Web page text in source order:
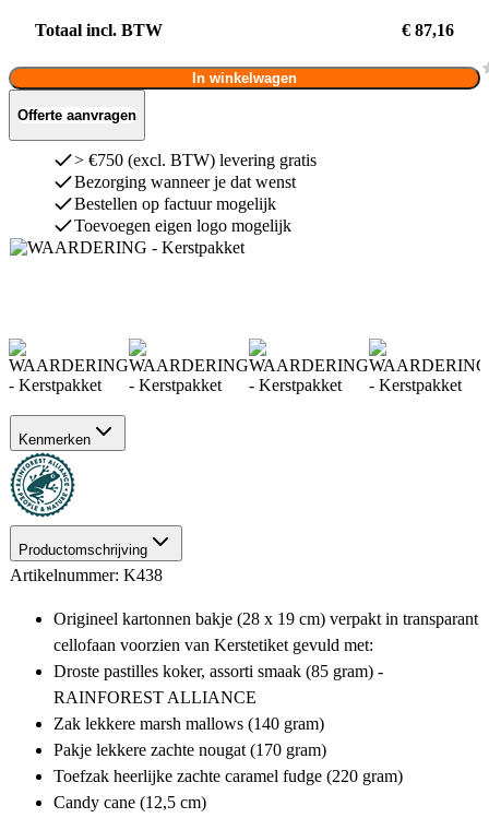
Totaal incl. BTW € 87,16
In winkelwagen
Offerte aanvragen
> €750 (excl. BTW) levering gratis
Bezorging wanneer je dat wenst
Bestellen op factuur mogelijk
Toevoegen eigen logo mogelijk
Kenmerken
Productomschrijving
Artikelnummer: K438
Origineel kartonnen bakje (28 x 19 cm) verpakt in transparant
cellofaan voorzien van Kerstetiket gevuld met:
Droste pastilles koker, assorti smaak (85 gram) -
RAINFOREST ALLIANCE
Zak lekkere marsh mallows (140 gram)
Pakje lekkere zachte nougat (170 gram)
Toefzak heerlijke zachte caramel fudge (220 gram)
Candy cane (12,5 cm)